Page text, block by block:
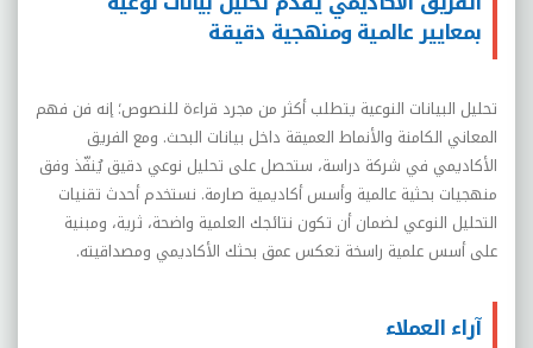
بمعايير عالمية ومنهجية دقيقة
تحليل البيانات النوعية يتطلب أكثر من مجرد قراءة للنصوص؛ إنه فن فهم
المعاني الكامنة والأنماط العميقة داخل بيانات البحث. ومع الفريق
الأكاديمي في شركة دراسة، ستحصل على تحليل نوعي دقيق يُنفّذ وفق
منهجيات بحثية عالمية وأسس أكاديمية صارمة. نستخدم أحدث تقنيات
التحليل النوعي لضمان أن تكون نتائجك العلمية واضحة، ثرية، ومبنية
على أسس علمية راسخة تعكس عمق بحثك الأكاديمي ومصداقيته.
آراء العملاء